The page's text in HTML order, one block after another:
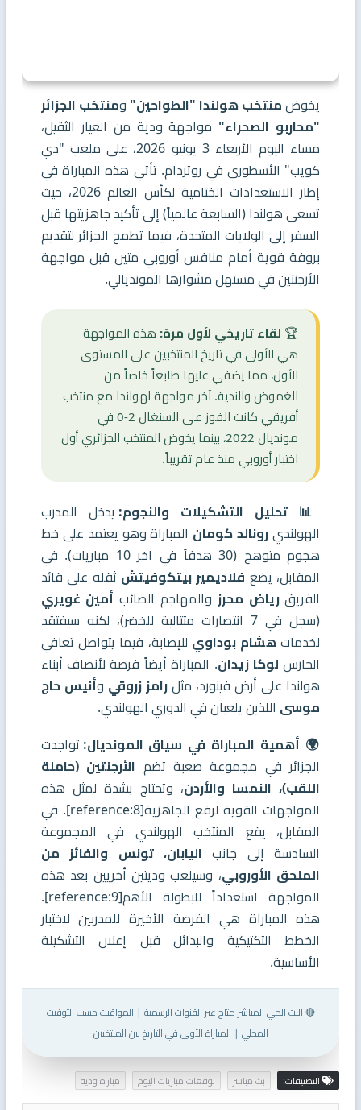
يخوض منتخب هولندا "الطواحين" ومنتخب الجزائر
"محاربو الصحراء" مواجهة ودية من العيار الثقيل،
مساء اليوم الأربعاء 3 يونيو 2026، على ملعب "دي
كويب" الأسطوري في روتردام. تأتي هذه المباراة في
إطار الاستعدادات الختامية لكأس العالم 2026، حيث
تسعى هولندا (السابعة عالمياً) إلى تأكيد جاهزيتها قبل
السفر إلى الولايات المتحدة، فيما تطمح الجزائر لتقديم
بروفة قوية أمام منافس أوروبي متين قبل مواجهة
الأرجنتين في مستهل مشوارها المونديالي.
🏆 لقاء تاريخي لأول مرة: هذه المواجهة
هي الأولى في تاريخ المنتخبين على المستوى
الأول، مما يضفي عليها طابعاً خاصاً من
الغموض والندية. آخر مواجهة لهولندا مع منتخب
أفريقي كانت الفوز على السنغال 2-0 في
مونديال 2022، بينما يخوض المنتخب الجزائري أول
اختبار أوروبي منذ عام تقريباً.
📊 تحليل التشكيلات والنجوم: يدخل المدرب
الهولندي رونالد كومان المباراة وهو يعتمد على خط
هجوم متوهج (30 هدفاً في آخر 10 مباريات). في
المقابل، يضع فلاديمير بيتكوفيتش ثقله على قائد
الفريقرياض محرز والمهاجم الصائب أمين غويري
(سجل في 7 انتصارات متتالية للخضر)، لكنه سيفتقد
لخدمات هشام بوداوي للإصابة، فيما يتواصل تعافي
الحارس لوكا زيدان. المباراة أيضاً فرصة لأنصاف أبناء
هولندا على أرض فينورد، مثلرامز زروقي وأنيس حاج
موسى اللذين يلعبان في الدوري الهولندي.
🌍 أهمية المباراة في سياق المونديال: تواجدت
الجزائر في مجموعة صعبة تضم الأرجنتين (حاملة
اللقب)، النمسا والأردن، وتحتاج بشدة لمثل هذه
المواجهات القوية لرفع الجاهزية[reference:8]. في
المقابل، يقع المنتخب الهولندي في المجموعة
السادسة إلى جانب اليابان، تونس والفائز من
الملحق الأوروبي، وسيلعب وديتين أخريين بعد هذه
المواجهة استعداداً للبطولة الأهم[reference:9].
هذه المباراة هي الفرصة الأخيرة للمدربين لاختبار
الخطط التكتيكية والبدائل قبل إعلان التشكيلة
الأساسية.
🔴 البث الحي المباشر متاح عبر القنوات الرسمية | المواقيت حسب التوقيت
المحلي | المباراة الأولى في التاريخ بين المنتخبين
التصنيفات: بث مباشر توقعات مباريات اليوم مباراة ودية